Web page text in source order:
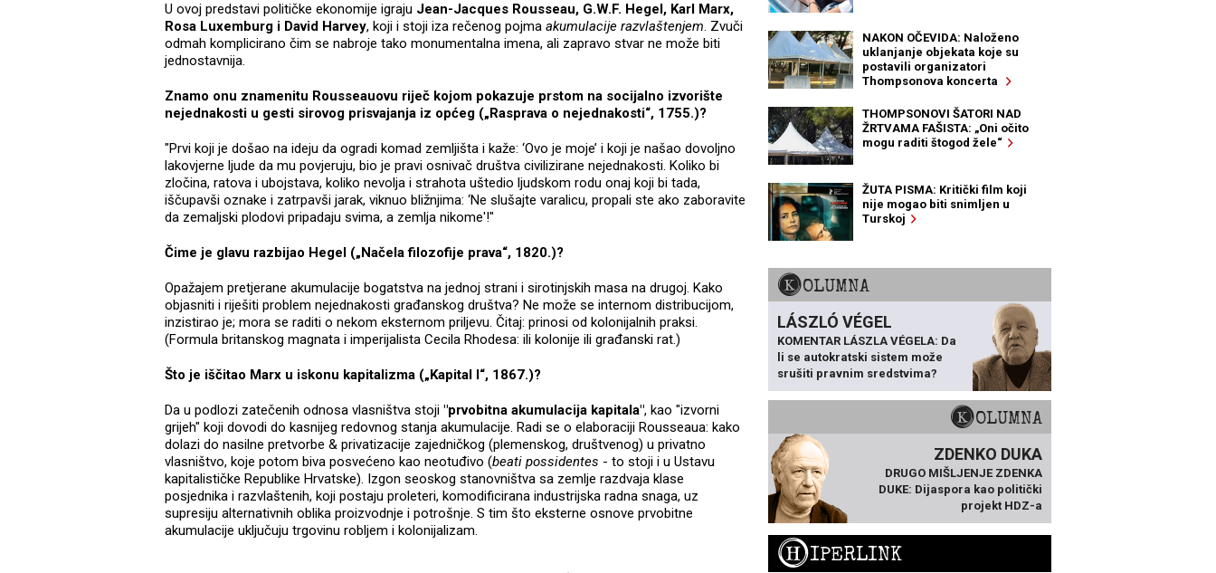
U ovoj predstavi političke ekonomije igraju Jean-Jacques Rousseau, G.W.F. Hegel, Karl Marx,
Rosa Luxemburg i David Harvey, koji i stoji iza rečenog pojma akumulacije razvlaštenjem. Zvuči
odmah komplicirano čim se nabroje tako monumentalna imena, ali zapravo stvar ne može biti
jednostavnija.
Znamo onu znamenitu Rousseauovu riječ kojom pokazuje prstom na socijalno izvorište
nejednakosti u gesti sirovog prisvajanja iz općeg („Rasprava o nejednakosti“, 1755.)?
"Prvi koji je došao na ideju da ogradi komad zemljišta i kaže: ‘Ovo je moje’ i koji je našao dovoljno
lakovjerne ljude da mu povjeruju, bio je pravi osnivač društva civilizirane nejednakosti. Koliko bi
zločina, ratova i ubojstava, koliko nevolja i strahota uštedio ljudskom rodu onaj koji bi tada,
iščupavši oznake i zatrpavši jarak, viknuo bližnjima: ‘Ne slušajte varalicu, propali ste ako zaboravite
da zemaljski plodovi pripadaju svima, a zemlja nikome'!"
Čime je glavu razbijao Hegel („Načela filozofije prava“, 1820.)?
Opažajem pretjerane akumulacije bogatstva na jednoj strani i sirotinjskih masa na drugoj. Kako
objasniti i riješiti problem nejednakosti građanskog društva? Ne može se internom distribucijom,
inzistirao je; mora se raditi o nekom eksternom priljevu. Čitaj: prinosi od kolonijalnih praksi.
(Formula britanskog magnata i imperijalista Cecila Rhodesa: ili kolonije ili građanski rat.)
Što je iščitao Marx u iskonu kapitalizma („Kapital I“, 1867.)?
Da u podlozi zatečenih odnosa vlasništva stoji "prvobitna akumulacija kapitala", kao "izvorni
grijeh" koji dovodi do kasnijeg redovnog stanja akumulacije. Radi se o elaboraciji Rousseaua: kako
dolazi do nasilne pretvorbe & privatizacije zajedničkog (plemenskog, društvenog) u privatno
vlasništvo, koje potom biva posvećeno kao neotuđivo (beati possidentes - to stoji i u Ustavu
kapitalističke Republike Hrvatske). Izgon seoskog stanovništva sa zemlje razdvaja klase
posjednika i razvlaštenih, koji postaju proleteri, komodificirana industrijska radna snaga, uz
supresiju alternativnih oblika proizvodnje i potrošnje. S tim što eksterne osnove prvobitne
akumulacije uključuju trgovinu robljem i kolonijalizam.
NAKON OČEVIDA: Naloženo
uklanjanje objekata koje su
postavili organizatori
Thompsonova koncerta
THOMPSONOVI ŠATORI NAD
ŽRTVAMA FAŠISTA: „Oni očito
mogu raditi štogod žele“
ŽUTA PISMA: Kritički film koji
nije mogao biti snimljen u
Turskoj
KOLUMNA
LÁSZLÓ VÉGEL
KOMENTAR LÁSZLA VÉGELA: Da
li se autokratski sistem može
srušiti pravnim sredstvima?
KOLUMNA
ZDENKO DUKA
DRUGO MIŠLJENJE ZDENKA
DUKE: Dijaspora kao politički
projekt HDZ-a
HIPERLINK